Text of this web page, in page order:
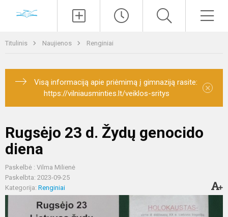
Titulinis Naujienos Renginiai
Visą informaciją apie priėmimą į gimnaziją rasite:
https://vilniausminties.lt/veiklos-sritys
×
Rugsėjo 23 d. Žydų genocido
diena
Paskelbė : Vilma Milienė
Paskelbta: 2023-09-25
Kategorija: Renginiai